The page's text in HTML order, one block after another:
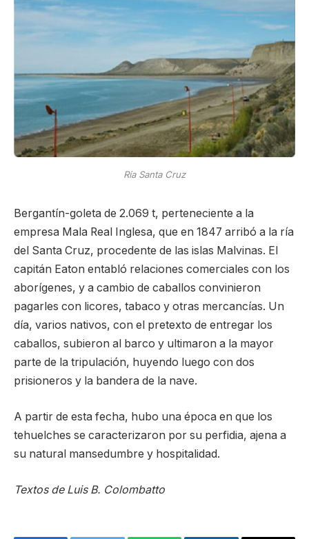
Ría Santa Cruz
Bergantín-goleta de 2.069 t, perteneciente a la
empresa Mala Real Inglesa, que en 1847 arribó a la ría
del Santa Cruz, procedente de las islas Malvinas. El
capitán Eaton entabló relaciones comerciales con los
aborígenes, y a cambio de caballos convinieron
pagarles con licores, tabaco y otras mercancías. Un
día, varios nativos, con el pretexto de entregar los
caballos, subieron al barco y ultimaron a la mayor
parte de la tripulación, huyendo luego con dos
prisioneros y la bandera de la nave.
A partir de esta fecha, hubo una época en que los
tehuelches se caracterizaron por su perfidia, ajena a
su natural mansedumbre y hospitalidad.
Textos de Luis B. Colombatto